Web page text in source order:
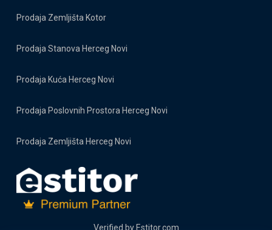
Prodaja Zemljišta Kotor
Prodaja Stanova Herceg Novi
Prodaja Kuća Herceg Novi
Prodaja Poslovnih Prostora Herceg Novi
Prodaja Zemljišta Herceg Novi
Verified by Estitor.com